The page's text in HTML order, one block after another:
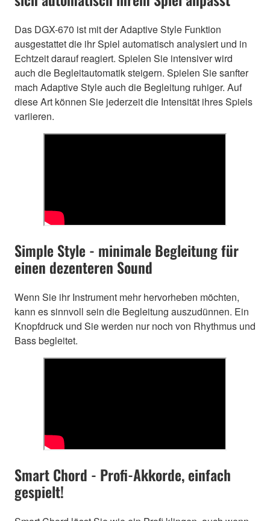
Das DGX-670 ist mit der Adaptive Style Funktion
ausgestattet die ihr Spiel automatisch analysiert und in
Echtzeit darauf reagiert. Spielen Sie intensiver wird
auch die Begleitautomatik steigern. Spielen Sie sanfter
mach Adaptive Style auch die Begleitung ruhiger. Auf
diese Art können Sie jederzeit die Intensität ihres Spiels
variieren.
Simple Style - minimale Begleitung für
einen dezenteren Sound
Wenn Sie ihr Instrument mehr hervorheben möchten,
kann es sinnvoll sein die Begleitung auszudünnen. Ein
Knopfdruck und Sie werden nur noch von Rhythmus und
Bass begleitet.
Smart Chord - Profi-Akkorde, einfach
gespielt!